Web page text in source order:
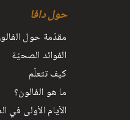
حول دافا
مقدّمة حول
الفوائد الصحيّة
كيف تتعلّم
ما هو الفالون؟
الأيام الأولى في